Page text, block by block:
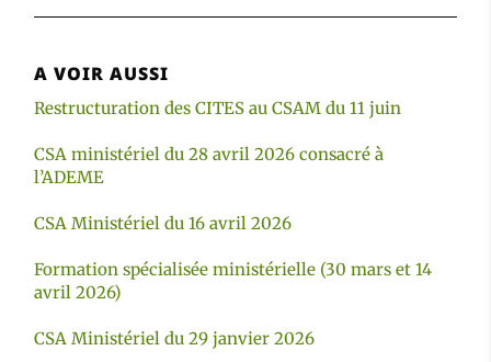
A VOIR AUSSI
Restructuration des CITES au CSAM du 11 juin
CSA ministériel du 28 avril 2026 consacré à
l’ADEME
CSA Ministériel du 16 avril 2026
Formation spécialisée ministérielle (30 mars et 14
avril 2026)
CSA Ministériel du 29 janvier 2026